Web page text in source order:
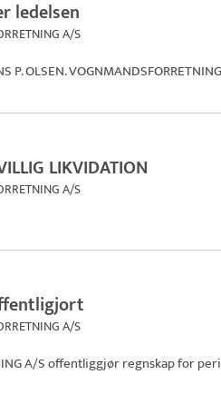
ledelsen
A/S
P. OLSEN.
LIKVIDATION
A/S
A/S
A/Soffentliggjør regnskap for